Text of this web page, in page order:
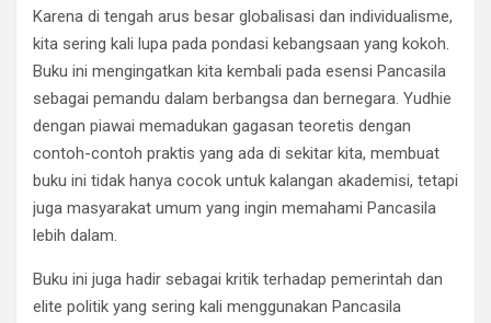
Karena di tengah arus besar globalisasi dan individualisme,
kita sering kali lupa pada pondasi kebangsaan yang kokoh.
Buku ini mengingatkan kita kembali pada esensi Pancasila
sebagai pemandu dalam berbangsa dan bernegara. Yudhie
dengan piawai memadukan gagasan teoretis dengan
contoh-contoh praktis yang ada di sekitar kita, membuat
buku ini tidak hanya cocok untuk kalangan akademisi, tetapi
juga masyarakat umum yang ingin memahami Pancasila
lebih dalam.
Buku ini juga hadir sebagai kritik terhadap pemerintah dan
elite politik yang sering kali menggunakan Pancasila